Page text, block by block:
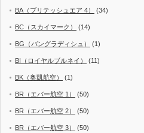
BA（ブリテッシュエア 4） (34)
BC（スカイマーク） (14)
BG（バングラディシュ） (1)
BI（ロイヤルブルネイ） (11)
BK（奥凱航空） (1)
BR（エバー航空 1） (50)
BR（エバー航空 2） (50)
BR（エバー航空 3） (50)